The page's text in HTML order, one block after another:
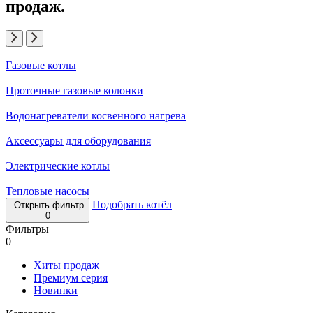
продаж.
Газовые котлы
Проточные газовые колонки
Водонагреватели косвенного нагрева
Аксессуары для оборудования
Электрические котлы
Тепловые насосы
Открыть фильтр
0
Подобрать котёл
Фильтры
0
Хиты продаж
Премиум серия
Новинки